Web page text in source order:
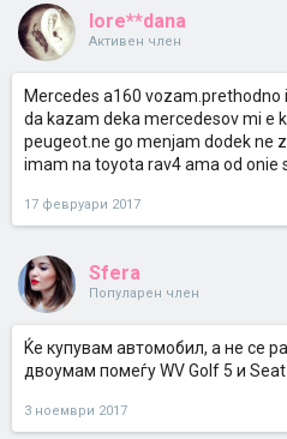
lore**dana
Активен член
Mercedes a160
da kazam deka mercedesov mi e
peugeot.ne go menjam dodek ne
imam na toyota rav4 ama od onie
17 февруари 2017
Sfera
Популарен член
Ќе купувам автомобил, а не се
двоумам помеѓу WV Golf 5 и Seat
3 ноември 2017